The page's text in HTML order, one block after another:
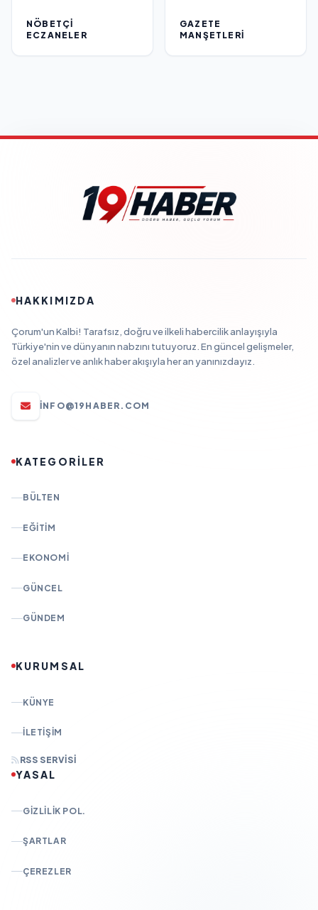
NÖBETÇI
ECZANELER
GAZETE
MANŞETLERI
HAKKIMIZDA
Çorum'un Kalbi! Tarafsız, doğru ve ilkeli habercilik anlayışıyla
Türkiye'nin ve dünyanın nabzını tutuyoruz. En güncel gelişmeler,
özel analizler ve anlık haber akışıyla her an yanınızdayız.
INFO@19HABER.COM
KATEGORİLER
BÜLTEN
EĞITIM
EKONOMI
GÜNCEL
GÜNDEM
KURUMSAL
KÜNYE
İLETIŞIM
RSS SERVISI
YASAL
GIZLILIK POL.
ŞARTLAR
ÇEREZLER